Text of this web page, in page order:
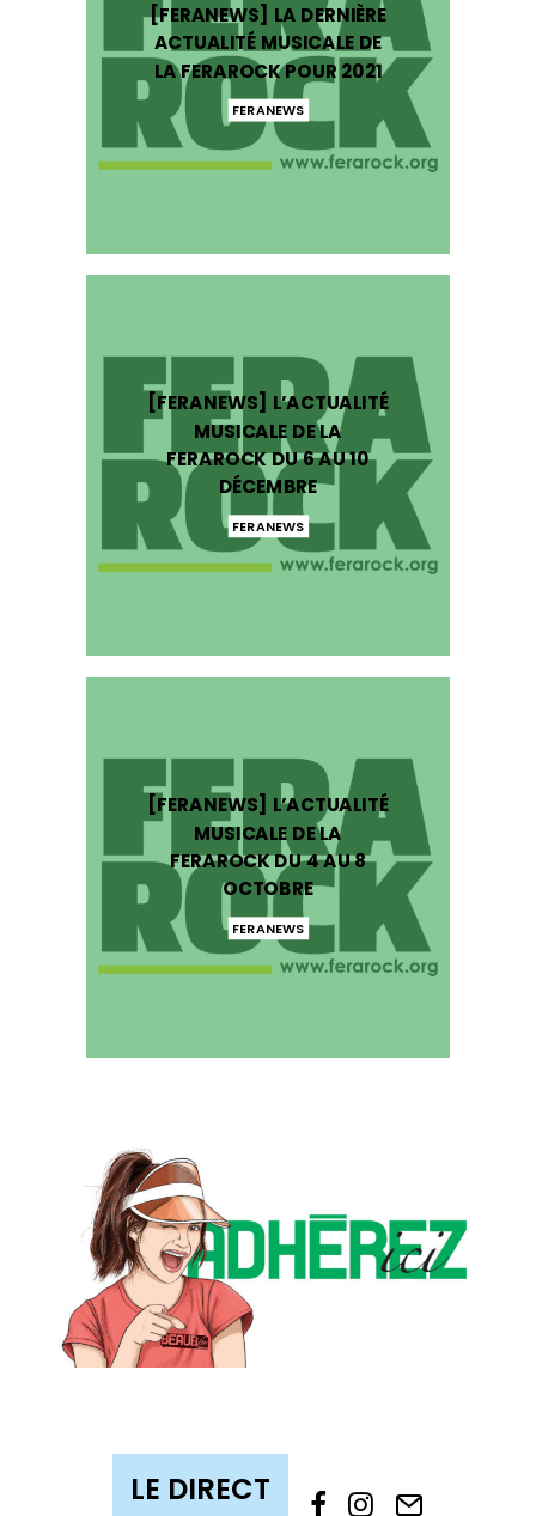
[FERANEWS] LA DERNIÈRE
ACTUALITÉ MUSICALE DE
LA FERAROCK POUR 2021
FERANEWS
[FERANEWS] L’ACTUALITÉ
MUSICALE DE LA
FERAROCK DU 6 AU 10
DÉCEMBRE
FERANEWS
[FERANEWS] L’ACTUALITÉ
MUSICALE DE LA
FERAROCK DU 4 AU 8
OCTOBRE
FERANEWS